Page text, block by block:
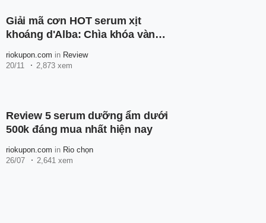
Giải mã cơn HOT serum xịt
khoáng d'Alba: Chìa khóa vàng
riokupon.com in Review
20/11
2,873 xem
Review 5 serum dưỡng ẩm dưới
500k đáng mua nhất hiện nay
riokupon.com in Rio chọn
26/07
2,641 xem